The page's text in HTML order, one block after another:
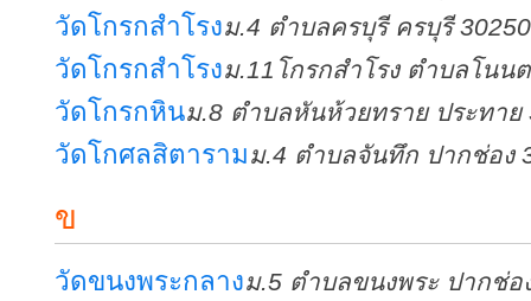
วัดโกรกสำโรงม.4 ตำบลครบุรี ครบุรี 30250
วัดโกรกสำโรงม.11โกรกสำโรง ตำบลโนน
วัดโกรกหินม.8 ตำบลหันห้วยทราย ประทาย
วัดโกศลสิตารามม.4 ตำบลจันทึก ปากช่อง
ข
วัดขนงพระกลางม.5 ตำบลขนงพระ ปากช่อ